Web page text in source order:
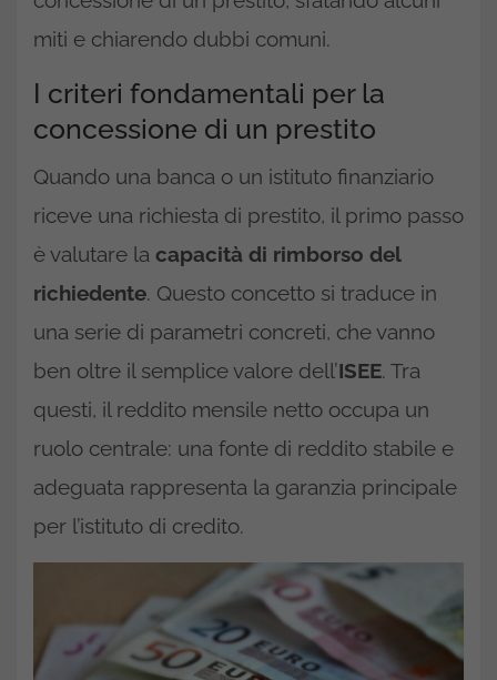
miti e chiarendo dubbi comuni.
I criteri fondamentali per la
concessione di un prestito
Quando una banca o un istituto finanziario
riceve una richiesta di prestito, il primo passo
è valutare la capacità di rimborso del
richiedente. Questo concetto si traduce in
una serie di parametri concreti, che vanno
ben oltre il semplice valore dell’ISEE. Tra
questi, il reddito mensile netto occupa un
ruolo centrale: una fonte di reddito stabile e
adeguata rappresenta la garanzia principale
per l’istituto di credito.